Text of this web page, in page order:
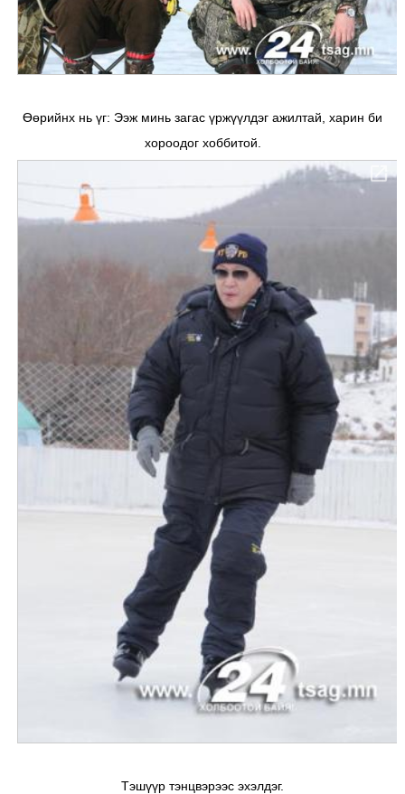
Өөрийнх нь үг: Ээж минь загас үржүүлдэг ажилтай, харин би
хороодог хоббитой.
Тэшүүр тэнцвэрээс эхэлдэг.